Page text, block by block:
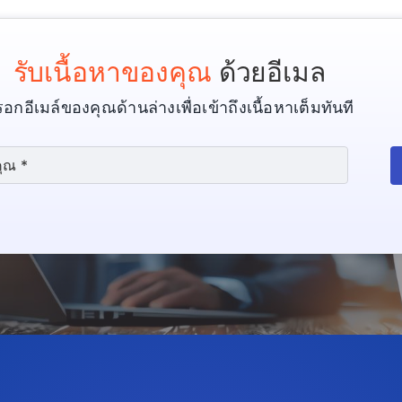
รับเนื้อหาของคุณ ด้วยอีเมล
อกอีเมล์ของคุณด้านล่างเพื่อเข้าถึงเนื้อหาเต็มทันที